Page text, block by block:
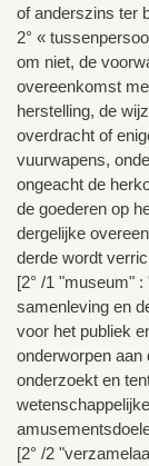
of anderszins ter
2° «
om niet, de
overeenkomst
herstelling, de
overdracht of
vuurwapens,
ongeacht de
de goederen op
dergelijke
derde wordt
[2° /1 "museum"
samenleving en
voor het publiek
onderworpen aan
onderzoekt en
[2° /2